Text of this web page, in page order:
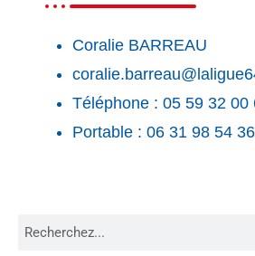
Coralie BARREAU
Téléphone : 05 59 32 00
Portable : 06 31 98 54 36